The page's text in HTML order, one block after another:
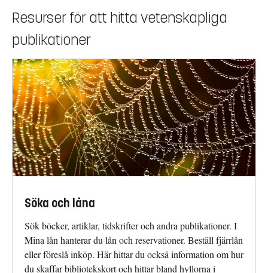
Resurser för att hitta vetenskapliga
publikationer
Söka och låna
Sök böcker, artiklar, tidskrifter och andra publikationer. I
Mina lån hanterar du lån och reservationer. Beställ fjärrlån
eller föreslå inköp. Här hittar du också information om hur
du skaffar bibliotekskort och hittar bland hyllorna i